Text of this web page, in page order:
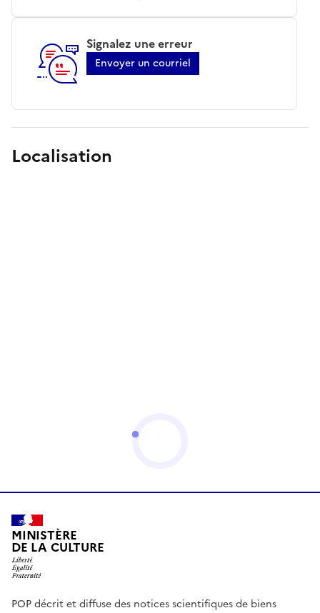
Signalez une erreur
Envoyer un courriel
Localisation
MINISTÈRE
DE LA CULTURE
POP décrit et diffuse des notices scientifiques de biens